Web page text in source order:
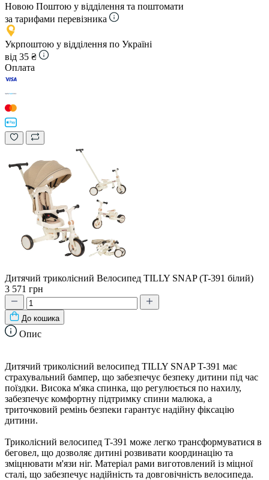
Новою Поштою у відділення та поштомати
за тарифами перевізника
Укрпоштою у відділення по Україні
від 35 ₴
Оплата
Дитячий триколісний Велосипед TILLY SNAP (T-391 білий)
3 571 грн
До кошика
Опис
Дитячий триколісний велосипед TILLY SNAP T-391 має
страхувальний бампер, що забезпечує безпеку дитини під час
поїздки. Висока м'яка спинка, що регулюється по нахилу,
забезпечує комфортну підтримку спини малюка, а
триточковий ремінь безпеки гарантує надійну фіксацію
дитини.
Триколісний велосипед T-391 може легко трансформуватися в
беговел, що дозволяє дитині розвивати координацію та
зміцнювати м'язи ніг. Матеріал рами виготовлений із міцної
сталі, що забезпечує надійність та довговічність велосипеда.